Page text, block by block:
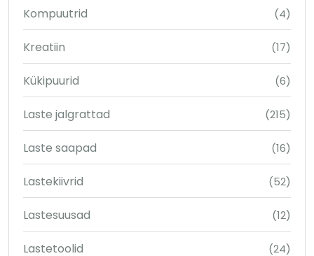
Kompuutrid (4)
Kreatiin (17)
Kükipuurid (6)
Laste jalgrattad (215)
Laste saapad (16)
Lastekiivrid (52)
Lastesuusad (12)
Lastetoolid (24)